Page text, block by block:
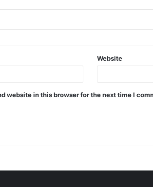
Website
website in this browser for the next time I